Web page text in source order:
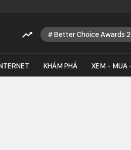
Better Choice Awards
KHÁM PHÁ XEM - MUA